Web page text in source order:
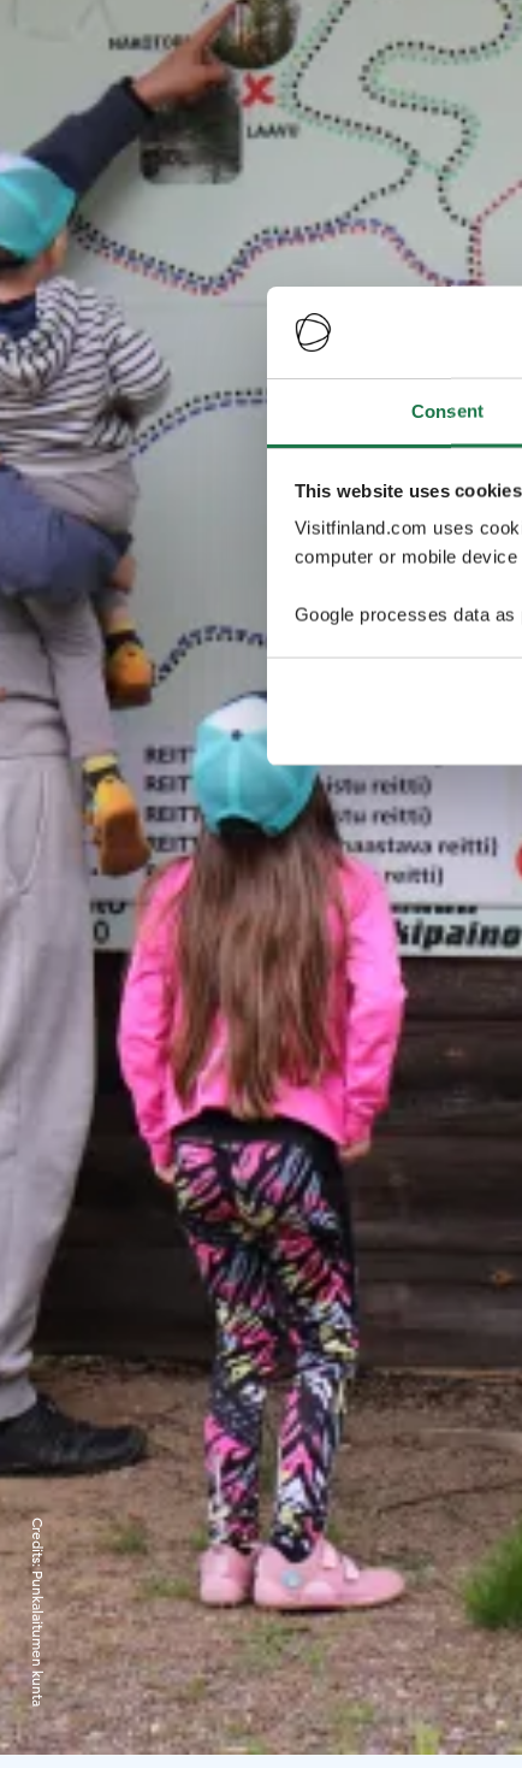
Consent
This website uses cookies
Visitfinland.com uses
computer or mobile
Google processes data
Credits:
Punkalaitumen kunta